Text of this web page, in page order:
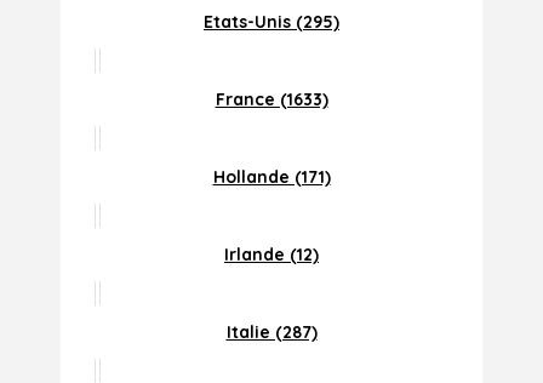
Etats-Unis (295)
France (1633)
Hollande (171)
Irlande (12)
Italie (287)